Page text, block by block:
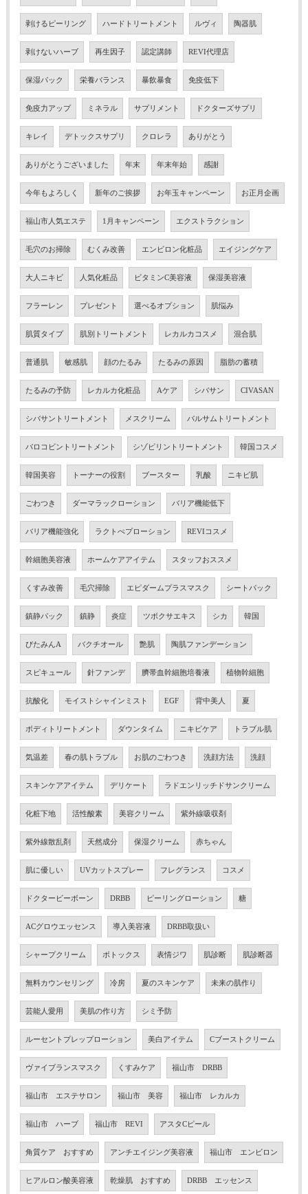
剥けるピーリング ハードトリートメント ルヴィ 陶器肌
剥けないハーブ 再生因子 認定講師 REVI代理店
保湿パック 栄養バランス 暴飲暴食 免疫低下
免疫力アップ ミネラル サプリメント ドクターズサプリ
キレイ デトックスサプリ クロレラ ありがとう
ありがとうございました 年末 年末年始 感謝
今年もよろしく 新年のご挨拶 お年玉キャンペーン お正月企画
福山市人気エステ 1月キャンペーン エクストラクション
毛穴のお掃除 むくみ改善 エンビロン化粧品 エイジングケア
大人ニキビ 人気化粧品 ビタミンC美容液 保湿美容液
フラーレン プレゼント 選べるオプション 肌悩み
肌質タイプ 肌別トリートメント レカルカコスメ 混合肌
普通肌 敏感肌 顔のたるみ たるみの原因 脂肪の蓄積
たるみの予防 レカルカ化粧品 Aケア シバサン CIVASAN
シバサントリートメント メスクリーム バルサムトリートメント
バロコビントリートメント シゾピリントリートメント 韓国コスメ
韓国美容 トーナーの役割 ブースター 乳酸 ニキビ肌
ごわつき ダーマラックローション バリア機能低下
バリア機能強化 ラクトぺプローション REVIコスメ
幹細胞美容液 ホームケアアイテム スタッフおススメ
くすみ改善 毛穴掃除 エピダームプラスマスク シートパック
鎮静パック 鎮静 炎症 ツボクサエキス シカ 韓国
びたみんA バクチオール 艶肌 陶肌ファンデーション
スピキュール 針ファンデ 臍帯血幹細胞培養液 植物幹細胞
抗酸化 モイストシャインミスト EGF 背中美人 夏
ボディトリートメント ダウンタイム ニキビケア トラブル肌
気温差 春の肌トラブル お肌のごわつき 洗顔方法 洗顔
スキンケアアイテム デリケート ラドエンリッチドサンクリーム
化粧下地 活性酸素 美容クリーム 紫外線吸収剤
紫外線散乱剤 天然成分 保湿クリーム 赤ちゃん
肌に優しい UVカットスプレー フレグランス コスメ
ドクタービーボーン DRBB ピーリングローション 糖
ACグロウエッセンス 導入美容液 DRBB取扱い
シャープクリーム ボトックス 表情ジワ 肌診断 肌診断器
無料カウンセリング 冷房 夏のスキンケア 未来の肌作り
芸能人愛用 美肌の作り方 シミ予防
ルーセントプレップローション 美白アイテム Cブーストクリーム
ヴァイブランスマスク くすみケア 福山市 DRBB
福山市 エステサロン 福山市 美容 福山市 レカルカ
福山市 ハーブ 福山市 REVI アスタCピール
角質ケア おすすめ アンチエイジング美容液 福山市 エンビロン
ヒアルロン酸美容液 乾燥肌 おすすめ DRBB エッセンス